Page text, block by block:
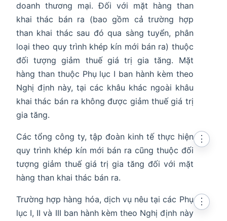
doanh thương mại. Đối với mặt hàng than
khai thác bán ra (bao gồm cả trường hợp
than khai thác sau đó qua sàng tuyển, phân
loại theo quy trình khép kín mới bán ra) thuộc
đối tượng giảm thuế giá trị gia tăng. Mặt
hàng than thuộc Phụ lục I ban hành kèm theo
Nghị định này, tại các khâu khác ngoài khâu
khai thác bán ra không được giảm thuế giá trị
gia tăng.
Các tổng công ty, tập đoàn kinh tế thực hiện
quy trình khép kín mới bán ra cũng thuộc đối
tượng giảm thuế giá trị gia tăng đối với mặt
hàng than khai thác bán ra.
⋮
Trường hợp hàng hóa, dịch vụ nêu tại các Phụ
lục I, II và III ban hành kèm theo Nghị định này
⋮